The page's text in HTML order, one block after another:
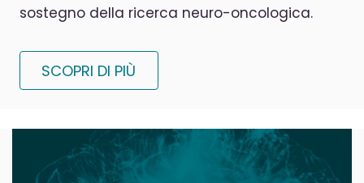
sostegno della ricerca neuro-oncologica.
SCOPRI DI PIÙ